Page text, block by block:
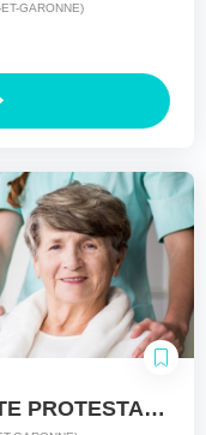
GARONNE)
EHPAD MAISON DE RETRAITE PROTESTANTE